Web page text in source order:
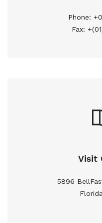
Phone:
Fax:
Visit
5896